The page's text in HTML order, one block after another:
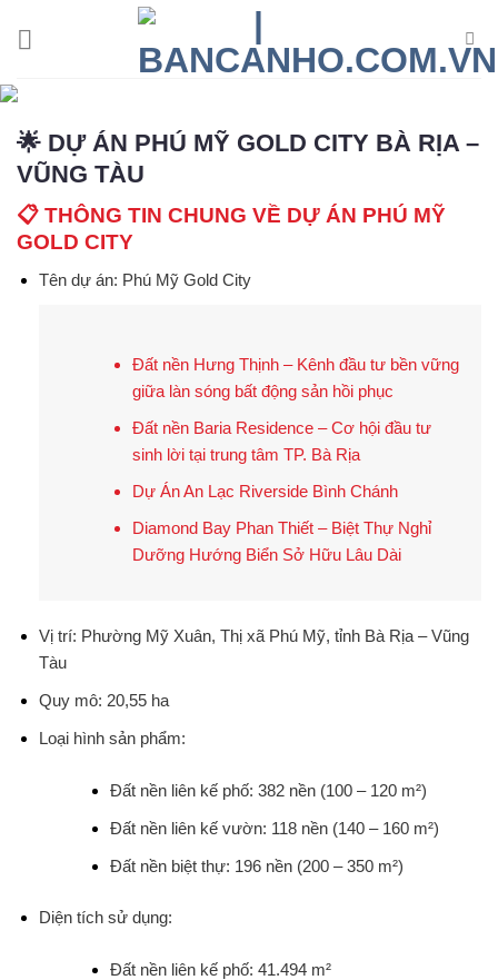
🌟 DỰ ÁN PHÚ MỸ GOLD CITY BÀ RỊA –
VŨNG TÀU
📋 THÔNG TIN CHUNG VỀ DỰ ÁN PHÚ MỸ
GOLD CITY
Tên dự án: Phú Mỹ Gold City
Đất nền Hưng Thịnh – Kênh đầu tư bền vững
giữa làn sóng bất động sản hồi phục
Đất nền Baria Residence – Cơ hội đầu tư
sinh lời tại trung tâm TP. Bà Rịa
Dự Án An Lạc Riverside Bình Chánh
Diamond Bay Phan Thiết – Biệt Thự Nghỉ
Dưỡng Hướng Biển Sở Hữu Lâu Dài
Vị trí: Phường Mỹ Xuân, Thị xã Phú Mỹ, tỉnh Bà Rịa – Vũng
Tàu
Quy mô: 20,55 ha
Loại hình sản phẩm:
Đất nền liên kế phố: 382 nền (100 – 120 m²)
Đất nền liên kế vườn: 118 nền (140 – 160 m²)
Đất nền biệt thự: 196 nền (200 – 350 m²)
Diện tích sử dụng:
Đất nền liên kế phố: 41.494 m²